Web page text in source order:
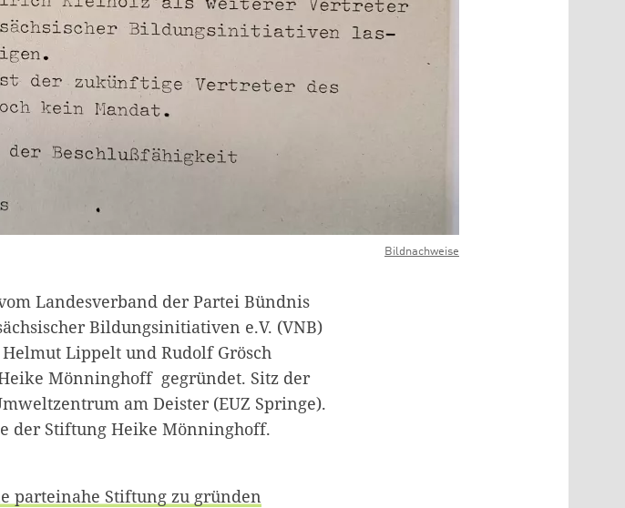
Bildnachweise
Landesverband der Partei Bündnis
Bildungsinitiativen e.V. (VNB)
Lippelt und Rudolf Grösch
Mönninghoff gegründet. Sitz der
am Deister (EUZ Springe).
der Stiftung Heike Mönninghoff.
parteinahe Stiftung zu gründen